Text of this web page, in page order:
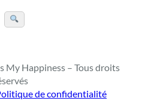
R
e
e
r
c
My Happiness – Tous droits
de confidentialité